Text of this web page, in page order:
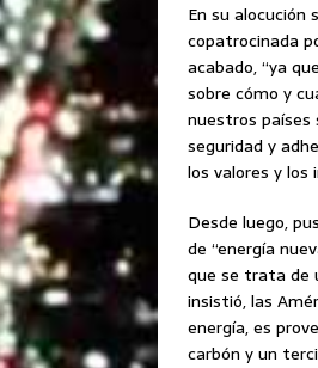
En su
copatrocinada
acabado, “ya
sobre cómo y
nuestros países
seguridad y
los valores y
Desde luego,
de “energía
que se trata de
insistió, las
energía, es
carbón y un